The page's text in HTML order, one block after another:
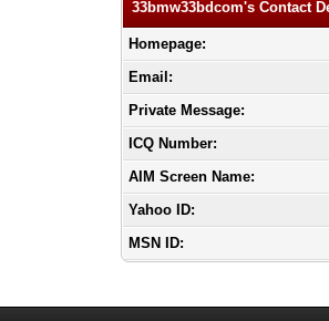
33bmw33bdcom's Contact
Homepage:
Email:
Private Message:
ICQ Number:
AIM Screen Name:
Yahoo ID:
MSN ID: